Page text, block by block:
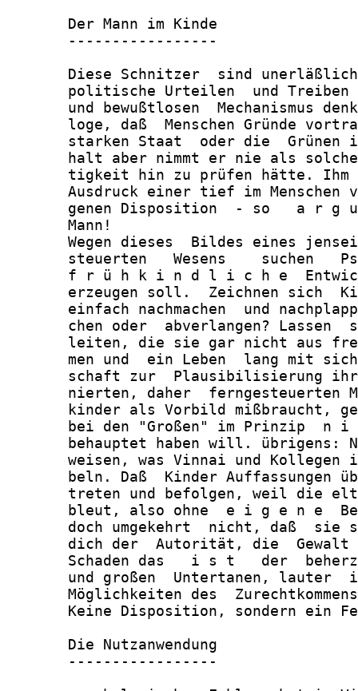
       Der Mann im Kinde
       -----------------
Diese Schnitzer  sind
politische Urteilen  und
und bewußtlosen  Mechanismus
loge, daß  Menschen Gründe
starken Staat  oder die  Grünen
halt aber nimmt er nie als
tigkeit hin zu prüfen hätte.
Ausdruck einer tief im Menschen
genen Disposition  - so   a r g
       Mann!
Wegen dieses  Bildes eines
steuerten   Wesens    suchen
f r ü h k i n d l i c h e
erzeugen soll.  Zeichnen sich
einfach nachmachen  und
chen oder  abverlangen? Lassen
leiten, die sie gar nicht aus
men und  ein Leben  lang mit
schaft zur  Plausibilisierung
nierten, daher  ferngesteuerten
kinder als Vorbild mißbraucht,
bei den "Großen" im Prinzip  n
behauptet haben will. übrigens:
weisen, was Vinnai und Kollegen
beln. Daß  Kinder Auffassungen
treten und befolgen, weil die
bleut, also ohne  e i g e n e
doch umgekehrt  nicht, daß  sie
dich der  Autorität, die
Schaden das   i s t   der
und großen  Untertanen, lauter
Möglichkeiten des
Keine Disposition, sondern ein
       Die Nutzanwendung
       -----------------